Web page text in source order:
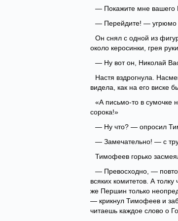
— Покажите мне вашего
— Перейдите! — угрюмо
Он снял с одной из
около керосинки, грея
— Ну вот он, Николай
Настя вздрогнула.
видела, как на его виске
«А письмо-то в сумочке
сорока!»
— Ну что? — опросил
— Замечательно! — с
Тимофеев горько
— Превосходно, —
всяких комитетов. А
же Першин только
— крикнул Тимофеев и
читаешь каждое слово о